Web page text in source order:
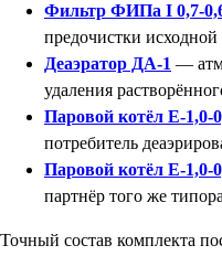
Фильтр ФИПа I 0,7-
предочистки исходной
Деаэратор ДА-1 —
удаления
Паровой котёл Е-
потребитель
Паровой котёл Е-1,0-
партнёр того же
Точный состав комплекта